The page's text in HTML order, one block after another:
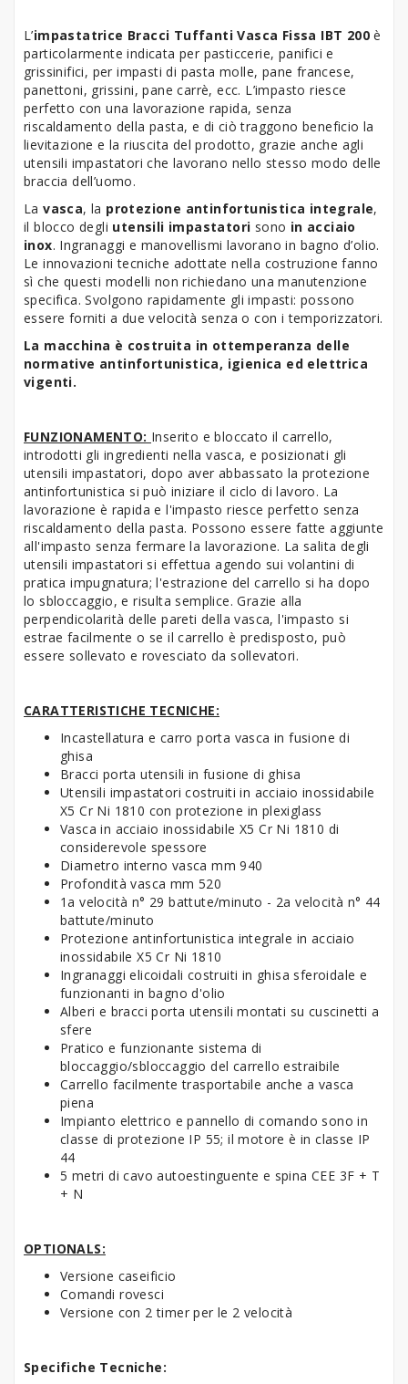
L’impastatrice Bracci Tuffanti Vasca Fissa IBT 200 è
particolarmente indicata per pasticcerie, panifici e
grissinifici, per impasti di pasta molle, pane francese,
panettoni, grissini, pane carrè, ecc. L’impasto riesce
perfetto con una lavorazione rapida, senza
riscaldamento della pasta, e di ciò traggono beneficio la
lievitazione e la riuscita del prodotto, grazie anche agli
utensili impastatori che lavorano nello stesso modo delle
braccia dell’uomo.
Lavasca, la protezione antinfortunistica integrale,
il blocco degli utensili impastatori sono in acciaio
inox. Ingranaggi e manovellismi lavorano in bagno d’olio.
Le innovazioni tecniche adottate nella costruzione fanno
sì che questi modelli non richiedano una manutenzione
specifica. Svolgono rapidamente gli impasti: possono
essere forniti a due velocità senza o con i temporizzatori.
La macchina è costruita in ottemperanza delle
normative antinfortunistica, igienica ed elettrica
vigenti.
FUNZIONAMENTO: Inserito e bloccato il carrello,
introdotti gli ingredienti nella vasca, e posizionati gli
utensili impastatori, dopo aver abbassato la protezione
antinfortunistica si può iniziare il ciclo di lavoro. La
lavorazione è rapida e l'impasto riesce perfetto senza
riscaldamento della pasta. Possono essere fatte aggiunte
all'impasto senza fermare la lavorazione. La salita degli
utensili impastatori si effettua agendo sui volantini di
pratica impugnatura; l'estrazione del carrello si ha dopo
lo sbloccaggio, e risulta semplice. Grazie alla
perpendicolarità delle pareti della vasca, l'impasto si
estrae facilmente o se il carrello è predisposto, può
essere sollevato e rovesciato da sollevatori.
CARATTERISTICHE TECNICHE:
Incastellatura e carro porta vasca in fusione di
ghisa
Bracci porta utensili in fusione di ghisa
Utensili impastatori costruiti in acciaio inossidabile
X5 Cr Ni 1810 con protezione in plexiglass
Vasca in acciaio inossidabile X5 Cr Ni 1810 di
considerevole spessore
Diametro interno vasca mm 940
Profondità vasca mm 520
1a velocità n° 29 battute/minuto - 2a velocità n° 44
battute/minuto
Protezione antinfortunistica integrale in acciaio
inossidabile X5 Cr Ni 1810
Ingranaggi elicoidali costruiti in ghisa sferoidale e
funzionanti in bagno d'olio
Alberi e bracci porta utensili montati su cuscinetti a
sfere
Pratico e funzionante sistema di
bloccaggio/sbloccaggio del carrello estraibile
Carrello facilmente trasportabile anche a vasca
piena
Impianto elettrico e pannello di comando sono in
classe di protezione IP 55; il motore è in classe IP
44
5 metri di cavo autoestinguente e spina CEE 3F + T
+ N
OPTIONALS:
Versione caseificio
Comandi rovesci
Versione con 2 timer per le 2 velocità
Specifiche Tecniche: